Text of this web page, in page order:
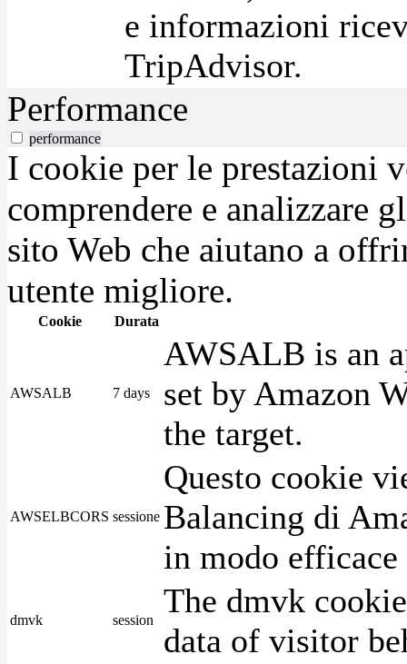
e informazioni
TripAdvisor.
Performance
performance
I cookie per le prestazioni
comprendere e analizzare
sito Web che aiutano a
utente migliore.
Cookie Durata
AWSALB 7 days
AWSALB is an
set by Amazon
the target.
AWSELBCORS sessione
Questo cookie
Balancing di
in modo
dmvk session
The dmvk
data of visitor